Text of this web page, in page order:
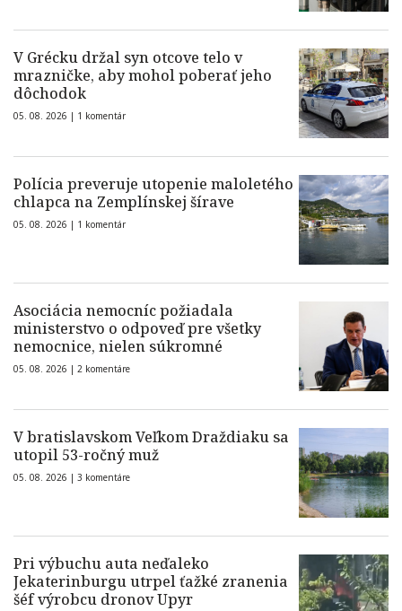
V Grécku držal syn otcove telo v
mrazničke, aby mohol poberať jeho
dôchodok
05. 08. 2026 | 1 komentár
Polícia preveruje utopenie maloletého
chlapca na Zemplínskej šírave
05. 08. 2026 | 1 komentár
Asociácia nemocníc požiadala
ministerstvo o odpoveď pre všetky
nemocnice, nielen súkromné
05. 08. 2026 | 2 komentáre
V bratislavskom Veľkom Draždiaku sa
utopil 53-ročný muž
05. 08. 2026 | 3 komentáre
Pri výbuchu auta neďaleko
Jekaterinburgu utrpel ťažké zranenia
šéf výrobcu dronov Upyr